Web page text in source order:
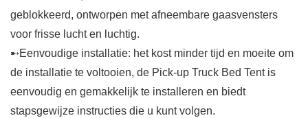
geblokkeerd, ontworpen met afneembare gaasvensters
voor frisse lucht en luchtig.
➸Eenvoudige installatie: het kost minder tijd en moeite om
de installatie te voltooien, de Pick-up Truck Bed Tent is
eenvoudig en gemakkelijk te installeren en biedt
stapsgewijze instructies die u kunt volgen.